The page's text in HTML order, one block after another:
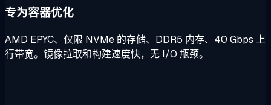
专为容器优化
AMD EPYC、仅限 NVMe 的存储、DDR5 内存、40 Gbps 上
行带宽。镜像拉取和构建速度快，无 I/O 瓶颈。